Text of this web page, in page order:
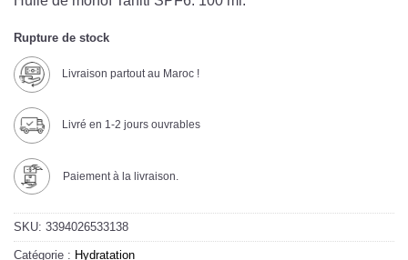
Rupture de stock
Livraison partout au Maroc !
Livré en 1-2 jours ouvrables
Paiement à la livraison.
SKU: 3394026533138
Catégorie : Hydratation